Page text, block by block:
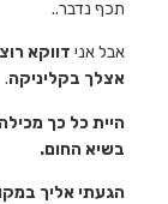
תכף נדבר..
אבל אנידווקא
אצלך בקליניקה.
היית כל כך
בשיא החום.
הגעתי אליך